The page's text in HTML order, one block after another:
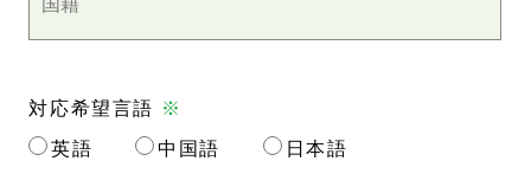
対応希望言語 ※
英語
中国語 日本語